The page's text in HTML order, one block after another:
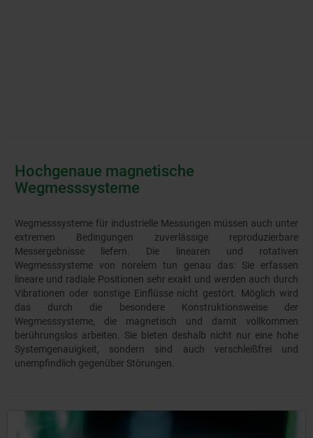
Hochgenaue magnetische
Wegmesssysteme
Wegmesssysteme für industrielle Messungen müssen auch unter
extremen Bedingungen zuverlässige reproduzierbare
Messergebnisse liefern. Die linearen und rotativen
Wegmesssysteme von norelem tun genau das: Sie erfassen
lineare und radiale Positionen sehr exakt und werden auch durch
Vibrationen oder sonstige Einflüsse nicht gestört. Möglich wird
das durch die besondere Konstruktionsweise der
Wegmesssysteme, die magnetisch und damit vollkommen
berührungslos arbeiten. Sie bieten deshalb nicht nur eine hohe
Systemgenauigkeit, sondern sind auch verschleißfrei und
unempfindlich gegenüber Störungen.